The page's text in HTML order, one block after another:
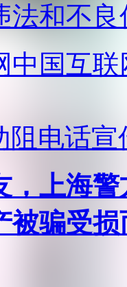
法和不
中国互
阻电话宣
，上海
被骗受